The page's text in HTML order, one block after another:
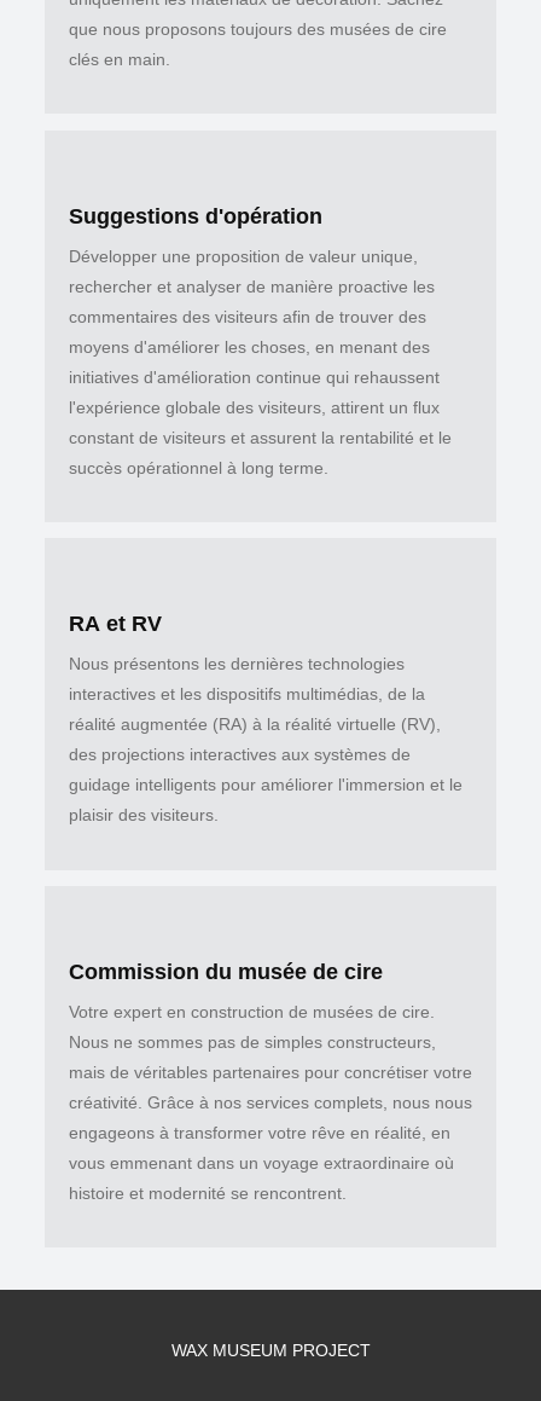
que nous proposons toujours des musées de cire
clés en main.
Suggestions d'opération
Développer une proposition de valeur unique,
rechercher et analyser de manière proactive les
commentaires des visiteurs afin de trouver des
moyens d'améliorer les choses, en menant des
initiatives d'amélioration continue qui rehaussent
l'expérience globale des visiteurs, attirent un flux
constant de visiteurs et assurent la rentabilité et le
succès opérationnel à long terme.
RA et RV
Nous présentons les dernières technologies
interactives et les dispositifs multimédias, de la
réalité augmentée (RA) à la réalité virtuelle (RV),
des projections interactives aux systèmes de
guidage intelligents pour améliorer l'immersion et le
plaisir des visiteurs.
Commission du musée de cire
Votre expert en construction de musées de cire.
Nous ne sommes pas de simples constructeurs,
mais de véritables partenaires pour concrétiser votre
créativité. Grâce à nos services complets, nous nous
engageons à transformer votre rêve en réalité, en
vous emmenant dans un voyage extraordinaire où
histoire et modernité se rencontrent.
WAX MUSEUM PROJECT